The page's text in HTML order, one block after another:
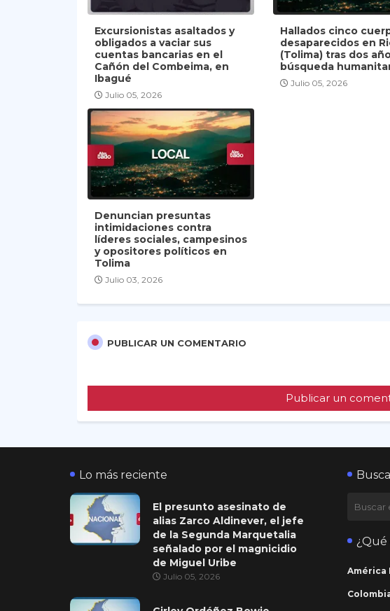
Excursionistas asaltados y
obligados a vaciar sus
cuentas bancarias en el
Cañón del Combeima, en
Ibagué
Julio 05, 2026
Hallados cinco
desaparecidos en
(Tolima) tras dos
búsqueda
Julio 05, 2026
Denuncian presuntas
intimidaciones contra
líderes sociales, campesinos
y opositores políticos en
Tolima
Julio 03, 2026
PUBLICAR UN COMENTARIO
Publicar un
Lo más reciente
El presunto asesinato de
alias Zarco Aldinever, el jefe
de la Segunda Marquetalia
señalado por el magnicidio
de Miguel Uribe
Julio 05, 2026
¿Qué
América